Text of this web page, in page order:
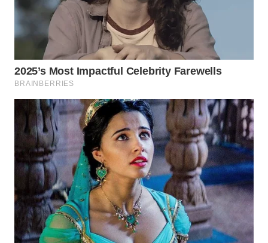
CIREBON
WN
INDRAMAYU
WN
WN
MAJALENGKA
WN
SUBANG
WN
SUKABUMI